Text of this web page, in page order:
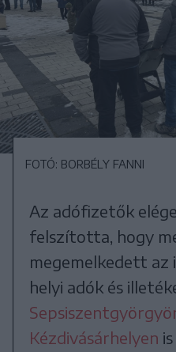
FOTÓ: BORBÉLY FANNI
Az adófizetők
felszította, hogy
megemelkedett az
helyi adók és
Kézdivásárhelyen